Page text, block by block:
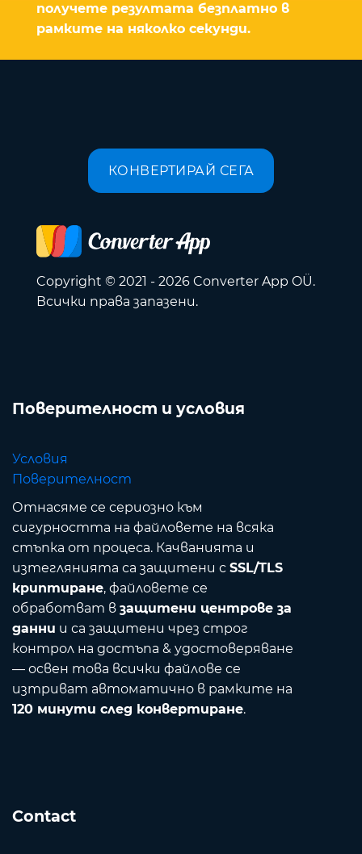
получете резултата безплатно в
рамките на няколко секунди.
КОНВЕРТИРАЙ СЕГА
Copyright © 2021 - 2026 Converter App OÜ.
Всички права запазени.
Поверителност и условия
Условия
Поверителност
Отнасяме се сериозно към
сигурността на файловете на всяка
стъпка от процеса. Качванията и
изтеглянията са защитени с SSL/TLS
криптиране, файловете се
обработват в защитени центрове за
данни и са защитени чрез строг
контрол на достъпа & удостоверяване
— освен това всички файлове се
изтриват автоматично в рамките на
120 минути след конвертиране.
Contact